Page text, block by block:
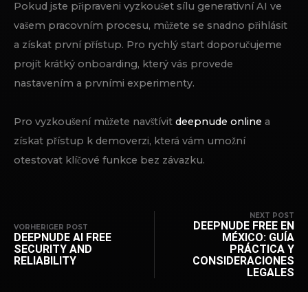
Pokud jste připraveni vyzkoušet sílu generativní AI ve
vašem pracovním procesu, můžete se snadno přihlásit
a získat první přístup. Pro rychlý start doporučujeme
projít krátký onboarding, který vás provede
nastavením a prvními experimenty.
Pro vyzkoušení můžete navštívit deepnude online a
získat přístup k demoverzi, která vám umožní
otestovat klíčové funkce bez závazku.
VORHERIGER POST
DEEPNUDE AI FREE
SECURITY AND
RELIABILITY
NEXT POST
DEEPNUDE FREE EN
MÉXICO: GUÍA
PRÁCTICA Y
CONSIDERACIONES
LEGALES